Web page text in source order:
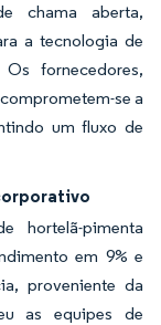
chama aberta,
a tecnologia de
fornecedores,
se a
um fluxo de
hortelã-pimenta
em 9% e
proveniente da
as equipes de